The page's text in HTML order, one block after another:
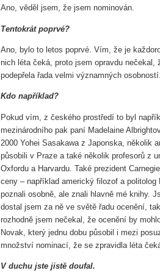
Ano, věděl jsem, že jsem nominován.
Tentokrát poprvé?
Ano, bylo to letos poprvé. Vím, že je
nich léta čeká, proto jsem opravdu
podepřela řada velmi významných
Kdo například?
Pokud vím, z českého prostředí to byl
mezinárodního pak paní Madelaine
2000 Yohei Sasakawa z Japonska, několik
působili v Praze a také několik profesorů z
Oxfordu a Harvardu. Také prezident
ceny – například americký filozof a
poznali osobně, ale znali hlavně mé knihy.
dostal jsem za ně ve světě řadu ocenění,
rozhodně jsem nečekal, že ocenění by
Novak, který jednu dobu působil i mezi
množství nominací, že se zpravidla léta
V duchu jste jistě doufal.